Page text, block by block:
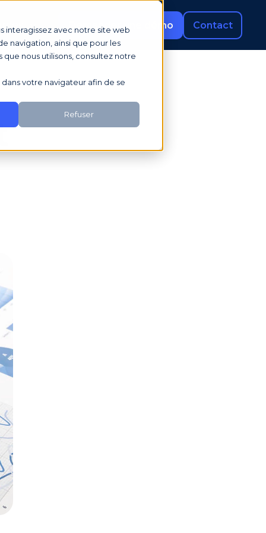
interagissez avec notre site web
navigation, ainsi que pour les
que nous utilisons, consultez notre
votre navigateur afin de se
Refuser
Demander une démo Contact